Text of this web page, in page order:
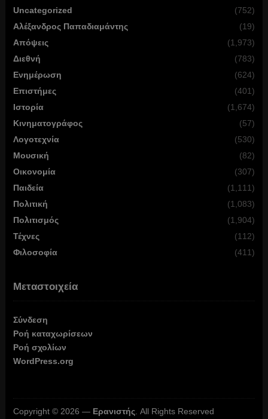
Uncategorized
(752)
Αλέξανδρος Παπαδιαμάντης
(19)
Απόψεις
(1,973)
Διεθνή
(783)
Ενημέρωση
(624)
Επιστήμες
(401)
Ιστορία
(1,674)
Κινηματογράφος
(57)
Λογοτεχνία
(530)
Μουσική
(82)
Οικονομία
(307)
Παιδεία
(1,111)
Πολιτική
(1,083)
Πολιτισμός
(1,904)
Τέχνες
(112)
Φιλοσοφία
(411)
Μεταστοιχεία
Σύνδεση
Ροή καταχωρίσεων
Ροή σχολίων
WordPress.org
Copyright © 2026 — Ερανιστής. All Rights Reserved